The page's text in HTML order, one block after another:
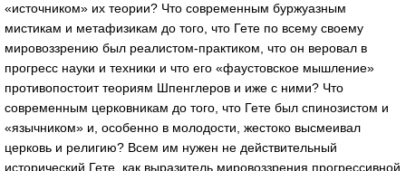
«источником» их теории? Что современным буржуазным
мистикам и метафизикам до того, что Гете по всему своему
мировоззрению был реалистом-практиком, что он веровал в
прогресс науки и техники и что его «фаустовское мышление»
противопостоит теориям Шпенглеров и иже с ними? Что
современным церковникам до того, что Гете был спинозистом и
«язычником» и, особенно в молодости, жестоко высмеивал
церковь и религию? Всем им нужен не действительный
исторический Гете, как выразитель мировоззрения прогрессивной